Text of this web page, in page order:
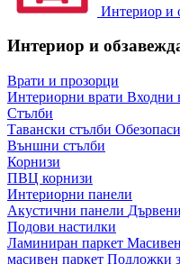
Интериор и
Интериор и
Врати и прозорци
Интериорни врати Входни
Стълби
Тавански стълби
Външни стълби
Корнизи
ПВЦ корнизи
Интериорни панели
Акустични панели
Подови настилки
Ламиниран паркет
масивен паркет Подложки